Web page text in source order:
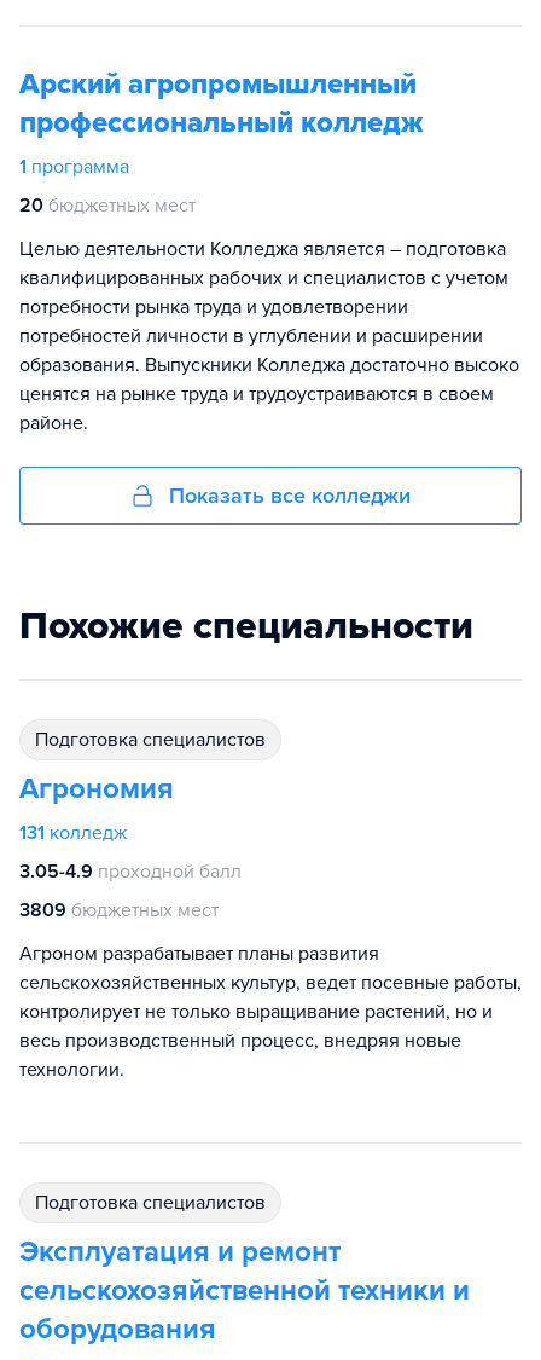
Арский агропромышленный
профессиональный колледж
1 программа
20 бюджетных мест
Целью деятельности Колледжа является – подготовка
квалифицированных рабочих и специалистов с учетом
потребности рынка труда и удовлетворении
потребностей личности в углублении и расширении
образования. Выпускники Колледжа достаточно высоко
ценятся на рынке труда и трудоустраиваются в своем
районе.
Показать все колледжи
Похожие специальности
подготовка специалистов
Агрономия
131 колледж
3.05-4.9 проходной балл
3809 бюджетных мест
Агроном разрабатывает планы развития
сельскохозяйственных культур, ведет посевные работы,
контролирует не только выращивание растений, но и
весь производственный процесс, внедряя новые
технологии.
подготовка специалистов
Эксплуатация и ремонт
сельскохозяйственной техники и
оборудования